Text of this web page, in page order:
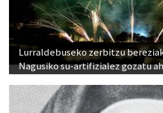
Lurraldebuseko zerbitzu
Nagusiko su-artifizialez gozatu